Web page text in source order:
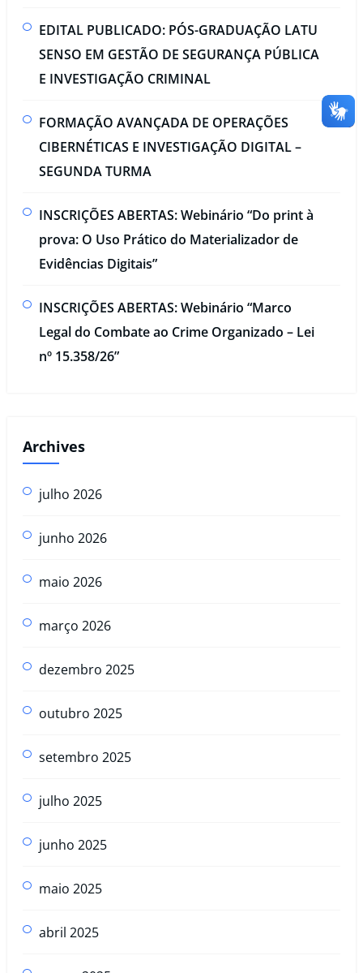
EDITAL PUBLICADO: PÓS-GRADUAÇÃO LATU
SENSO EM GESTÃO DE SEGURANÇA PÚBLICA
E INVESTIGAÇÃO CRIMINAL​
FORMAÇÃO AVANÇADA DE OPERAÇÕES
CIBERNÉTICAS E INVESTIGAÇÃO DIGITAL –
SEGUNDA TURMA​
INSCRIÇÕES ABERTAS: Webinário “Do print à
prova: O Uso Prático do Materializador de
Evidências Digitais”​
INSCRIÇÕES ABERTAS: Webinário “Marco
Legal do Combate ao Crime Organizado – Lei
nº 15.358/26”
Archives
julho 2026
junho 2026
maio 2026
março 2026
dezembro 2025
outubro 2025
setembro 2025
julho 2025
junho 2025
maio 2025
abril 2025